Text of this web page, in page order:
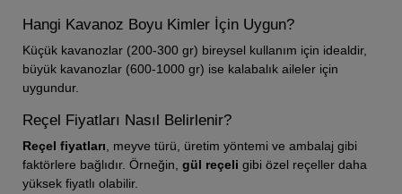
Hangi Kavanoz Boyu Kimler İçin Uygun?
Küçük kavanozlar (200-300 gr) bireysel kullanım için idealdir,
büyük kavanozlar (600-1000 gr) ise kalabalık aileler için
uygundur.
Reçel Fiyatları Nasıl Belirlenir?
Reçel fiyatları , meyve türü, üretim yöntemi ve ambalaj gibi
faktörlere bağlıdır. Örneğin, gül reçeli gibi özel reçeller daha
yüksek fiyatlı olabilir.